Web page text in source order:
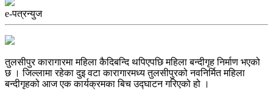
e-पत्रन्युज
तुलसीपुर कारागारमा महिला कैदिबन्दि थपिएपछि महिला बन्दीगृह निर्माण भएको
छ । जिल्लामा रहेका दुइ वटा कारागारमध्य तुलसीपुरको नवनिर्मित महिला
बन्दीगृहको आज एक कार्यक्रमका बिच उद्घाटन गरिएको हो ।